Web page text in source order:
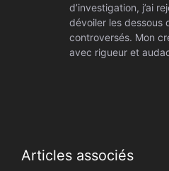
d’investigation, j’ai
dévoiler les dessous
controversés. Mon
avec rigueur et
Articles associés